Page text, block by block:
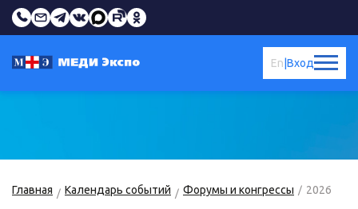
Вход
En
Главная Календарь событий Форумы и конгрессы 2026